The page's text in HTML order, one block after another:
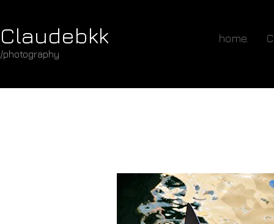
Claudebkk
/photography
home.